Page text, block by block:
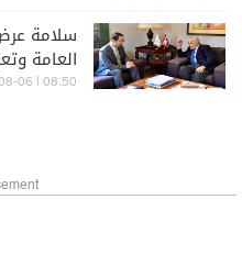
سلامة
العامة
08:50 | 2026-08-06